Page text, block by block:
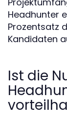
Headhunter
Prozentsatz
Kandidaten
Ist die